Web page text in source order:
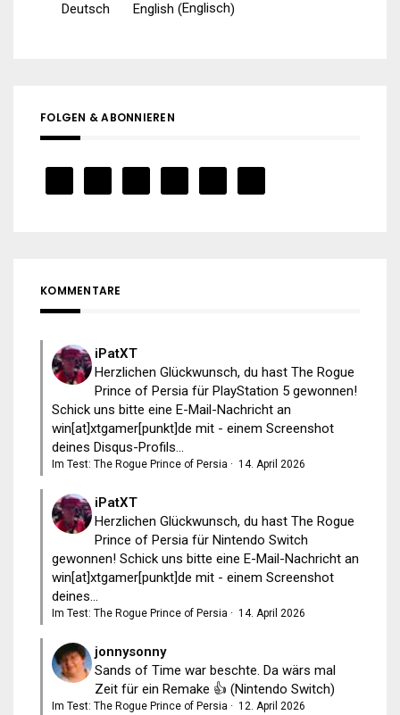
Deutsch English (Englisch)
FOLGEN & ABONNIEREN
KOMMENTARE
iPatXT
Herzlichen Glückwunsch, du hast The Rogue
Prince of Persia für PlayStation 5 gewonnen!
Schick uns bitte eine E-Mail-Nachricht an
win[at]xtgamer[punkt]de mit - einem Screenshot
deines Disqus-Profils...
Im Test: The Rogue Prince of Persia · 14. April 2026
iPatXT
Herzlichen Glückwunsch, du hast The Rogue
Prince of Persia für Nintendo Switch
gewonnen! Schick uns bitte eine E-Mail-Nachricht an
win[at]xtgamer[punkt]de mit - einem Screenshot
deines...
Im Test: The Rogue Prince of Persia · 14. April 2026
jonnysonny
Sands of Time war beschte. Da wärs mal
Zeit für ein Remake 👍 (Nintendo Switch)
Im Test: The Rogue Prince of Persia · 12. April 2026